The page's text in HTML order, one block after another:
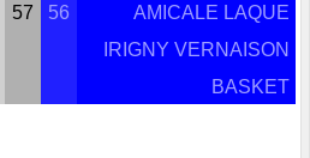
57 56
AMICALE LAQUE
IRIGNY VERNAISON
BASKET